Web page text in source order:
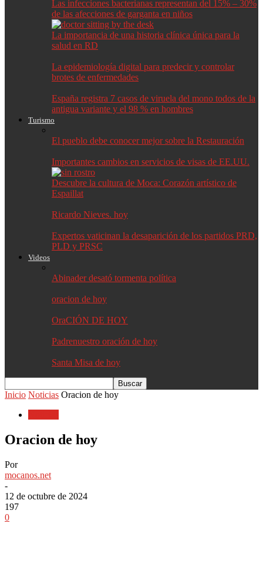
Las infecciones bacterianas representan del 15% – 30%
de las afecciones de garganta en niños
La importancia de una historia clínica única para la
salud en RD
La epidemiología digital para predecir y controlar
brotes de enfermedades
España registra 7 casos de viruela del mono todos de la
antigua variante y el 98 % en hombres
Turismo
El pueblo debe conocer mejor sobre la Restauración
Importantes cambios en servicios de visas de EE.UU.
Descubre la cultura de Moca: Corazón artístico de
Espaillat
Ricardo Nieves. hoy
Expertos vaticinan la desaparición de los partidos PRD,
PLD y PRSC
Videos
Abinader desató tormenta política
oracion de hoy
OraCIÓN DE HOY
Padrenuestro oración de hoy
Santa Misa de hoy
Inicio Noticias Oracion de hoy
Oracion de hoy
Por
mocanos.net
-
12 de octubre de 2024
197
0